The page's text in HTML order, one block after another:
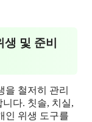
및 준비
을 철저히 관리
다. 칫솔, 치실,
인 위생 도구를